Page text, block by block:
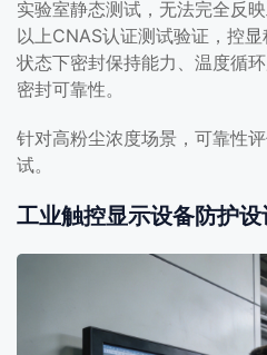
实验室静态测试，无法完全反
以上CNAS认证测试验证，控
状态下密封保持能力、温度循
密封可靠性。
针对高粉尘浓度场景，可靠性
试。
工业触控显示设备防护设